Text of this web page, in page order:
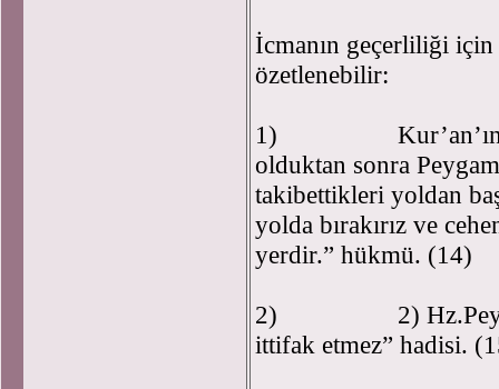
İcmanın geçerliliği
özetlenebilir:
1) Kur’an’ın,
olduktan sonra
takibettikleri yoldan
yolda bırakırız ve
yerdir.” hükmü. (14)
2) 2)
ittifak etmez” hadisi.